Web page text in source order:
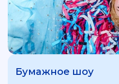
Бумажное шоу